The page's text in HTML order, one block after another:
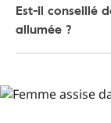
Est-il conseillé
allumée ?